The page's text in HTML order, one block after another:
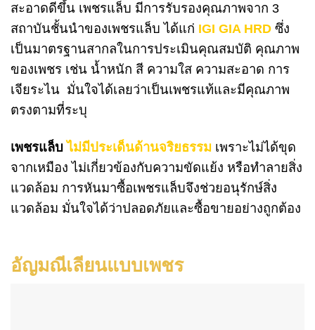
สะอาดดีขึ้น เพชรแล็บ มีการรับรองคุณภาพจาก 3
สถาบันชั้นนำของเพชรแล็บ ได้แก่ IGI GIA HRD ซึ่ง
เป็นมาตรฐานสากลในการประเมินคุณสมบัติ คุณภาพ
ของเพชร เช่น น้ำหนัก สี ความใส ความสะอาด การ
เจียระไน มั่นใจได้เลยว่าเป็นเพชรแท้และมีคุณภาพ
ตรงตามที่ระบุ
เพชรแล็บ ไม่มีประเด็นด้านจริยธรรม เพราะไม่ได้ขุด
จากเหมือง ไม่เกี่ยวข้องกับความขัดแย้ง หรือทำลายสิ่ง
แวดล้อม การหันมาซื้อเพชรแล็บจึงช่วยอนุรักษ์สิ่ง
แวดล้อม มั่นใจได้ว่าปลอดภัยและซื้อขายอย่างถูกต้อง
อัญมณีเลียนแบบเพชร